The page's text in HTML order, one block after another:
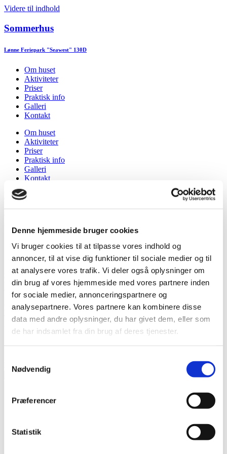
Denne hjemmeside bruger cookies
Vi bruger cookies til at tilpasse vores indhold og
annoncer, til at vise dig funktioner til sociale medier og til
at analysere vores trafik. Vi deler også oplysninger om
din brug af vores hjemmeside med vores partnere inden
for sociale medier, annonceringspartnere og
analysepartnere. Vores partnere kan kombinere disse
data med andre oplysninger, du har givet dem, eller som
de har indsamlet fra din brug af deres tjenester.
Nødvendig
Præferencer
Statistik
Videre til indhold
Sommerhus
Lønne Feriepark "Seawest" 130D
Om huset
Aktiviteter
Priser
Praktisk info
Galleri
Kontakt
Om huset
Aktiviteter
Priser
Praktisk info
Galleri
Kontakt
Book idag
+45 52 32 77 69
kontakt@dansksommerhus.dk
Du booker sommerhuset ved at udfylde nedenstående formular.
Herefter vil vi vende retur til dig med en endelig godkendelse af
datoerne. Du kan se sommerhusets kalender herunder.
Navn
Telefon
E-mail
Meddelelse
Book sommerhus